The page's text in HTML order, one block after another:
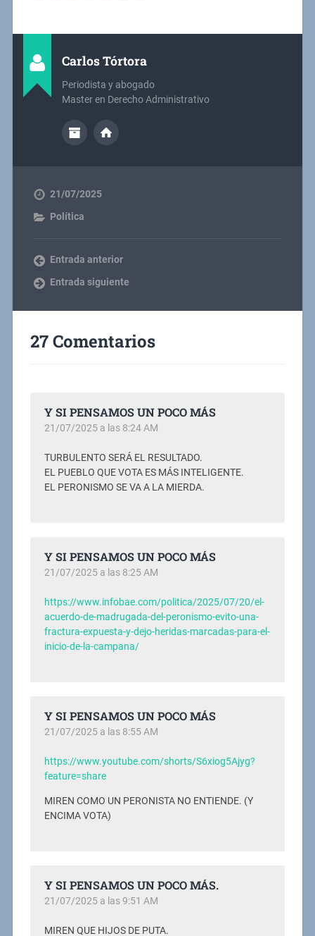
Carlos Tórtora
Periodista y abogado
Master en Derecho Administrativo
21/07/2025
Política
Entrada anterior
Entrada siguiente
27 Comentarios
Y SI PENSAMOS UN POCO MÁS
21/07/2025 a las 8:24 AM
TURBULENTO SERÁ EL RESULTADO.
EL PUEBLO QUE VOTA ES MÁS INTELIGENTE.
EL PERONISMO SE VA A LA MIERDA.
Y SI PENSAMOS UN POCO MÁS
21/07/2025 a las 8:25 AM
https://www.infobae.com/politica/2025/07/20/el-
acuerdo-de-madrugada-del-peronismo-evito-una-
fractura-expuesta-y-dejo-heridas-marcadas-para-el-
inicio-de-la-campana/
Y SI PENSAMOS UN POCO MÁS
21/07/2025 a las 8:55 AM
https://www.youtube.com/shorts/S6xiog5Ajyg?
feature=share
MIREN COMO UN PERONISTA NO ENTIENDE. (Y
ENCIMA VOTA)
Y SI PENSAMOS UN POCO MÁS.
21/07/2025 a las 9:51 AM
MIREN QUE HIJOS DE PUTA.